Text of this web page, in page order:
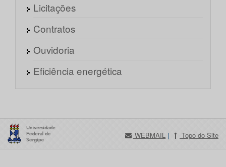
Licitações
Contratos
Ouvidoria
Eficiência energética
WEBMAIL | Topo do Site